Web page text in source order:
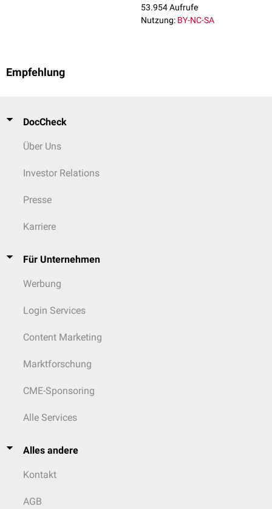
53.954 Aufrufe
Nutzung: BY-NC-SA
Empfehlung
DocCheck
Über Uns
Investor Relations
Presse
Karriere
Für Unternehmen
Werbung
Login Services
Content Marketing
Marktforschung
CME-Sponsoring
Alle Services
Alles andere
Kontakt
AGB